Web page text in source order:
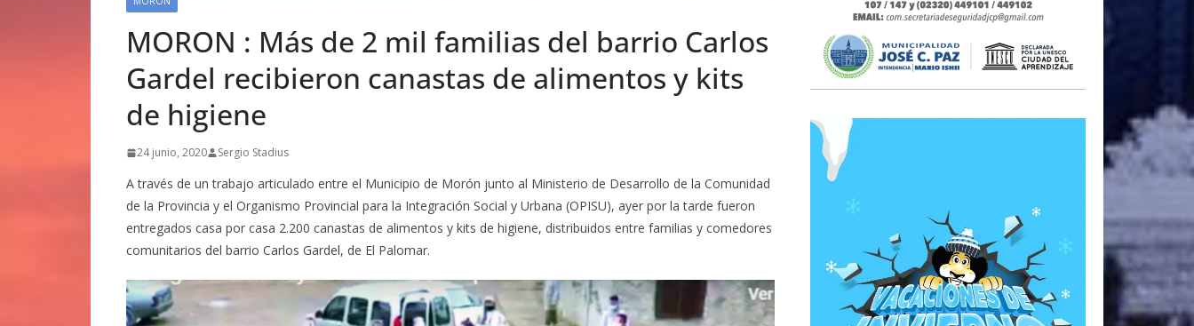
MORON : Más de 2 mil familias del barrio Carlos
Gardel recibieron canastas de alimentos y kits
de higiene
24 junio, 2020 Sergio Stadius
A través de un trabajo articulado entre el Municipio de Morón junto al Ministerio de Desarrollo de la Comunidad
de la Provincia y el Organismo Provincial para la Integración Social y Urbana (OPISU), ayer por la tarde fueron
entregados casa por casa 2.200 canastas de alimentos y kits de higiene, distribuidos entre familias y comedores
comunitarios del barrio Carlos Gardel, de El Palomar.